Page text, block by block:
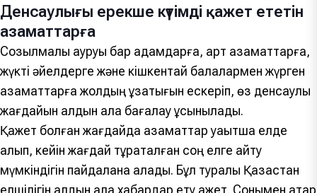
Денсаулығы ерекше күтімді қажет ететін
азаматтарға
Созылмалы ауруы бар адамдарға, қарт азаматтарға,
жүкті әйелдерге және кішкентай балалармен жүрген
азаматтарға жолдың ұзақтығын ескеріп, өз денсаулық
жағдайын алдын ала бағалау ұсынылады.
Қажет болған жағдайда азаматтар уақытша елде
қалып, кейін жағдай тұрақталған соң елге қайту
мүмкіндігін пайдалана алады. Бұл туралы Қазақстан
елшілігін алдын ала хабардар ету қажет. Сонымен қатар